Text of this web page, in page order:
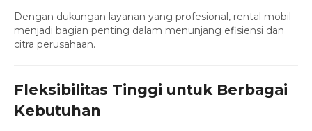
Dengan dukungan layanan yang profesional, rental mobil
menjadi bagian penting dalam menunjang efisiensi dan
citra perusahaan.
Fleksibilitas Tinggi untuk Berbagai
Kebutuhan